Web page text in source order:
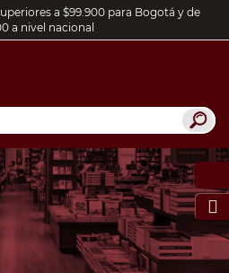
a $99.900 para Bogotá y de
a nivel nacional
